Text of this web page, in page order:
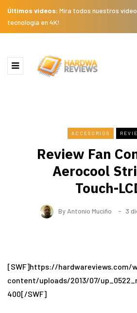
Últimos videos: Mira todos nuestros
tecnología en 4K!
ACCESORIOS
Review Fan
Aerocool
Touch-
By Antonio Muciño 3
[SWF]https://hardwareviews.com/
content/uploads/2013/07/
400[/SWF]